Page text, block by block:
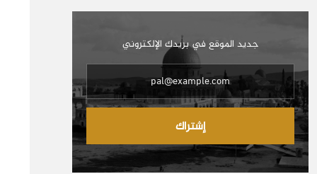
جديد الموقع في بريدك الإلكتروني
إشتراك